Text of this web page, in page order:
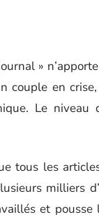
»
couple en
Le
tous les
milliers
et pousse